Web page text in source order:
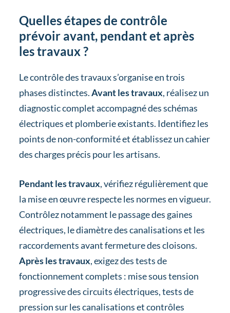
Quelles étapes de contrôle
prévoir avant, pendant et après
les travaux ?
Le contrôle des travaux s’organise en trois
phases distinctes.Avant les travaux, réalisez un
diagnostic complet accompagné des schémas
électriques et plomberie existants. Identifiez les
points de non-conformité et établissez un cahier
des charges précis pour les artisans.
Pendant les travaux, vérifiez régulièrement que
la mise en œuvre respecte les normes en vigueur.
Contrôlez notamment le passage des gaines
électriques, le diamètre des canalisations et les
raccordements avant fermeture des cloisons.
Après les travaux, exigez des tests de
fonctionnement complets : mise sous tension
progressive des circuits électriques, tests de
pression sur les canalisations et contrôles